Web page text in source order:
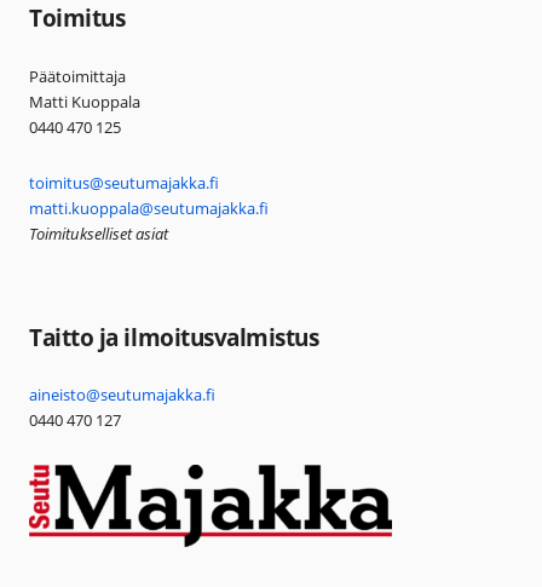
Toimitus
Päätoimittaja
Matti Kuoppala
0440 470 125
toimitus@seutumajakka.fi
matti.kuoppala@seutumajakka.fi
Toimitukselliset asiat
Taitto ja ilmoitusvalmistus
aineisto@seutumajakka.fi
0440 470 127